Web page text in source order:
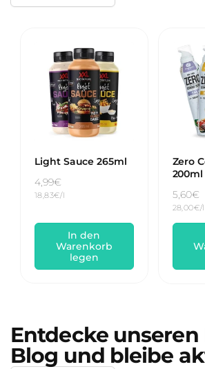
Light Sauce 265ml
Normaler
Preis
4,99€
Grundpreis
18,83€/l
In den
Warenkorb
legen
Zero
200ml
Preis
5,60€
28,00€/l
Entdecke unseren
Blog und bleibe